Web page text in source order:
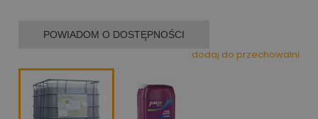
POWIADOM O DOSTĘPNOŚCI
dodaj do przechowalni